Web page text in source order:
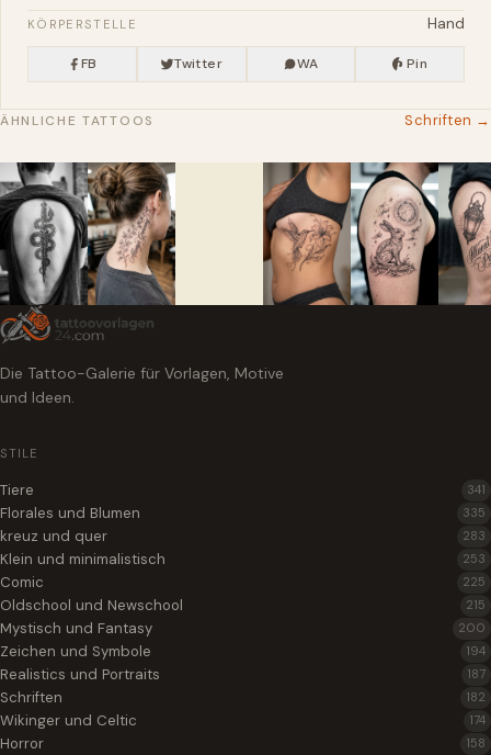
KÖRPERSTELLE Hand
FB Twitter WA Pin
ÄHNLICHE TATTOOS Schriften →
Die Tattoo-Galerie für Vorlagen, Motive
und Ideen.
STILE
Tiere 341
Florales und Blumen 335
kreuz und quer 283
Klein und minimalistisch 253
Comic 225
Oldschool und Newschool 215
Mystisch und Fantasy 200
Zeichen und Symbole 194
Realistics und Portraits 187
Schriften 182
Wikinger und Celtic 174
Horror 158